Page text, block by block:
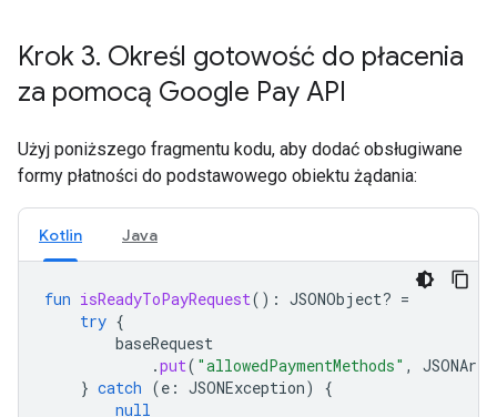
Krok 3. Określ gotowość do płacenia
za pomocą Google Pay API
Użyj poniższego fragmentu kodu, aby dodać obsługiwane
formy płatności do podstawowego obiektu żądania:
Kotlin Java
fun isReadyToPayRequest(): JSONObject? =
try {
baseRequest
.put( "allowedPaymentMethods" ,
} catch (e : JSONException)
{
null